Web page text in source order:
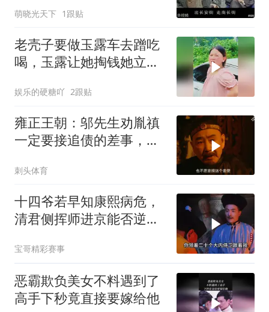
萌晓光天下 1跟贴
老壳子要做玉露车去蹭吃
喝，玉露让她掏钱她立刻
娱乐的硬糖吖 2跟贴
雍正王朝：邬先生劝胤禛
一定要接追债的差事，得
刺头体育
十四爷若早知康熙病危，
清君侧挥师进京能否逆转
宝哥精彩赛事
恶霸欺负美女不料遇到了
高手下秒竟直接要嫁给他